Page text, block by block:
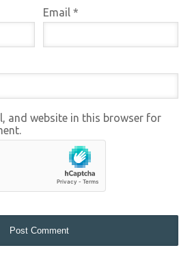
Email*
and website in this browser for